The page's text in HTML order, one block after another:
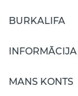
BURKALIFA
INFORMĀCIJA
MANS KONTS